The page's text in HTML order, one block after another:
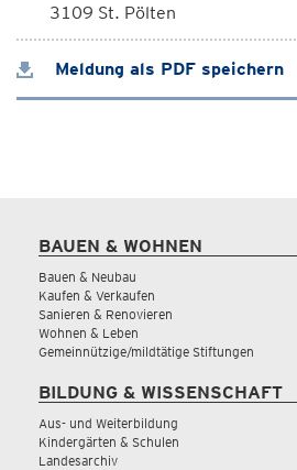
3109 St. Pölten
Meldung als PDF speichern
BAUEN & WOHNEN
Bauen & Neubau
Kaufen & Verkaufen
Sanieren & Renovieren
Wohnen & Leben
Gemeinnützige/mildtätige Stiftungen
BILDUNG & WISSENSCHAFT
Aus- und Weiterbildung
Kindergärten & Schulen
Landesarchiv